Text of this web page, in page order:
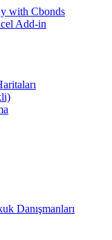
with Cbonds
Add-in
Danışmanları